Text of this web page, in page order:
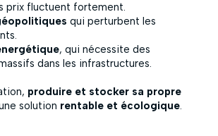
prix fluctuent fortement.
qui perturbent les
, qui nécessite des
dans les infrastructures.
produire et stocker sa propre
solution rentable et écologique.